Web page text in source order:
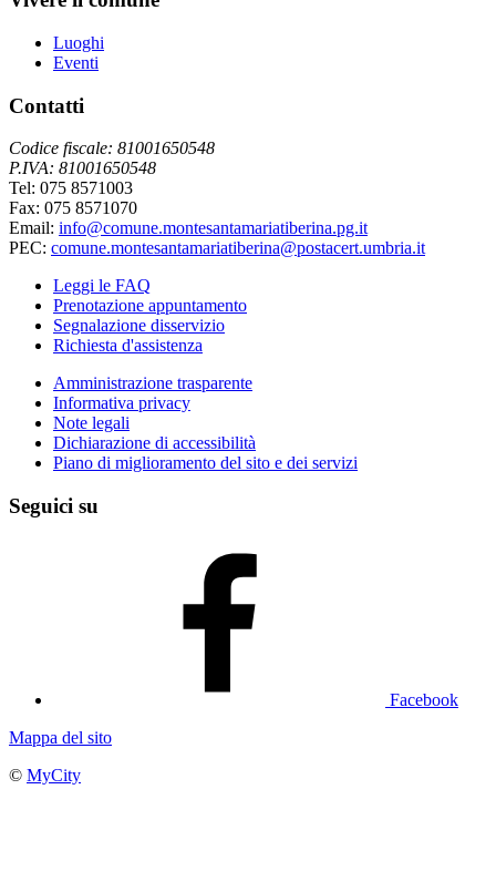
Luoghi
Eventi
Contatti
Codice fiscale: 81001650548
P.IVA: 81001650548
Tel: 075 8571003
Fax: 075 8571070
Email: info@comune.montesantamariatiberina.pg.it
PEC: comune.montesantamariatiberina@postacert.umbria.it
Leggi le FAQ
Prenotazione appuntamento
Segnalazione disservizio
Richiesta d'assistenza
Amministrazione trasparente
Informativa privacy
Note legali
Dichiarazione di accessibilità
Piano di miglioramento del sito e dei servizi
Seguici su
Facebook
Mappa del sito
© MyCity